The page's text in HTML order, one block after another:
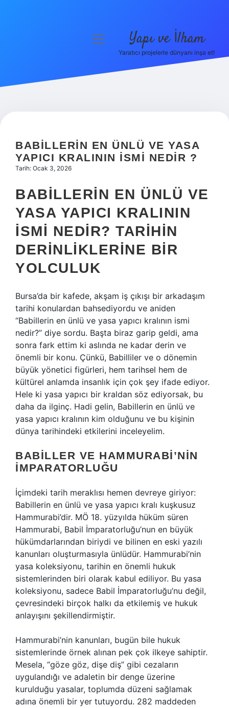
Hakkımızda
menüyü
Yapı ve İlham
Yaratıcı projelerle dünyanı inşa et!
BABILLERIN EN ÜNLÜ VE YASA
YAPICI KRALININ ISMI NEDIR ?
Tarih: Ocak 3, 2026
BABILLERIN EN ÜNLÜ VE
YASA YAPICI KRALININ
İSMI NEDIR? TARIHIN
DERINLIKLERINE BIR
YOLCULUK
Bursa’da bir kafede, akşam iş çıkışı bir arkadaşım
tarihi konulardan bahsediyordu ve aniden
“Babillerin en ünlü ve yasa yapıcı kralının ismi
nedir?” diye sordu. Başta biraz garip geldi, ama
sonra fark ettim ki aslında ne kadar derin ve
önemli bir konu. Çünkü, Babilliler ve o dönemin
büyük yönetici figürleri, hem tarihsel hem de
kültürel anlamda insanlık için çok şey ifade ediyor.
Hele ki yasa yapıcı bir kraldan söz ediyorsak, bu
daha da ilginç. Hadi gelin, Babillerin en ünlü ve
yasa yapıcı kralının kim olduğunu ve bu kişinin
dünya tarihindeki etkilerini inceleyelim.
BABILLER VE HAMMURABI’NIN
İMPARATORLUĞU
İçimdeki tarih meraklısı hemen devreye giriyor:
Babillerin en ünlü ve yasa yapıcı kralı kuşkusuz
Hammurabi’dir. MÖ 18. yüzyılda hüküm süren
Hammurabi, Babil İmparatorluğu’nun en büyük
hükümdarlarından biriydi ve bilinen en eski yazılı
kanunları oluşturmasıyla ünlüdür. Hammurabi’nin
yasa koleksiyonu, tarihin en önemli hukuk
sistemlerinden biri olarak kabul ediliyor. Bu yasa
koleksiyonu, sadece Babil İmparatorluğu’nu değil,
çevresindeki birçok halkı da etkilemiş ve hukuk
anlayışını şekillendirmiştir.
Hammurabi’nin kanunları, bugün bile hukuk
sistemlerinde örnek alınan pek çok ilkeye sahiptir.
Mesela, “göze göz, dişe diş” gibi cezaların
uygulandığı ve adaletin bir denge üzerine
kurulduğu yasalar, toplumda düzeni sağlamak
adına önemli bir yer tutuyordu. 282 maddeden